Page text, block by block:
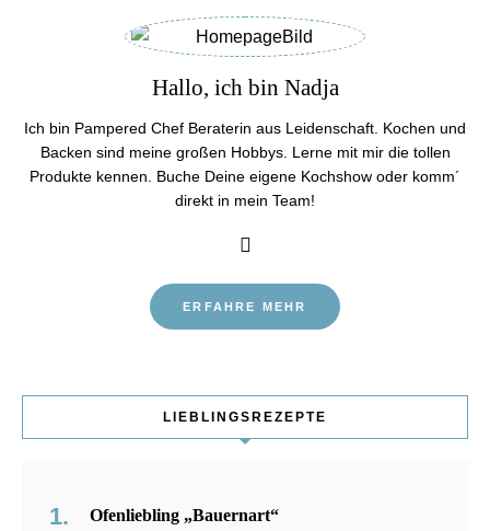
Hallo, ich bin Nadja
Ich bin Pampered Chef Beraterin aus Leidenschaft. Kochen und
Backen sind meine großen Hobbys. Lerne mit mir die tollen
Produkte kennen. Buche Deine eigene Kochshow oder komm´
direkt in mein Team!
ERFAHRE MEHR
LIEBLINGSREZEPTE
Ofenliebling „Bauernart“